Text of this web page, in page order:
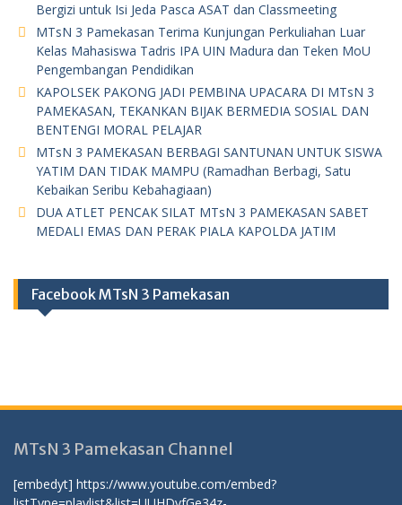
Bergizi untuk Isi Jeda Pasca ASAT dan Classmeeting
MTsN 3 Pamekasan Terima Kunjungan Perkuliahan Luar
Kelas Mahasiswa Tadris IPA UIN Madura dan Teken MoU
Pengembangan Pendidikan
KAPOLSEK PAKONG JADI PEMBINA UPACARA DI MTsN 3
PAMEKASAN, TEKANKAN BIJAK BERMEDIA SOSIAL DAN
BENTENGI MORAL PELAJAR
MTsN 3 PAMEKASAN BERBAGI SANTUNAN UNTUK SISWA
YATIM DAN TIDAK MAMPU (Ramadhan Berbagi, Satu
Kebaikan Seribu Kebahagiaan)
DUA ATLET PENCAK SILAT MTsN 3 PAMEKASAN SABET
MEDALI EMAS DAN PERAK PIALA KAPOLDA JATIM
Facebook MTsN 3 Pamekasan
MTsN 3 Pamekasan Channel
[embedyt] https://www.youtube.com/embed?